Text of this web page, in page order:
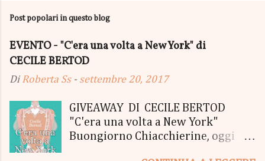
Post popolari in questo blog
EVENTO - "C'era una volta a New York" di
CECILE BERTOD
Di Roberta Ss - settembre 20, 2017
GIVEAWAY DI CECILE BERTOD
"C'era una volta a New York"
Buongiorno Chiacchierine, oggi